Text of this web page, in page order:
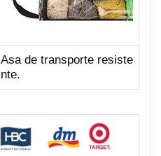
Asa de transporte resiste
nte.